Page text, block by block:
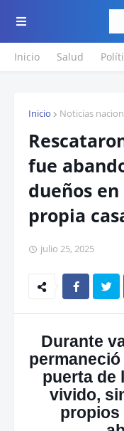
Inicio Salud
Inicio Noticias
fue
dueños
propia
julio 25, 2025
Durante
puerta de
vivido,
propios